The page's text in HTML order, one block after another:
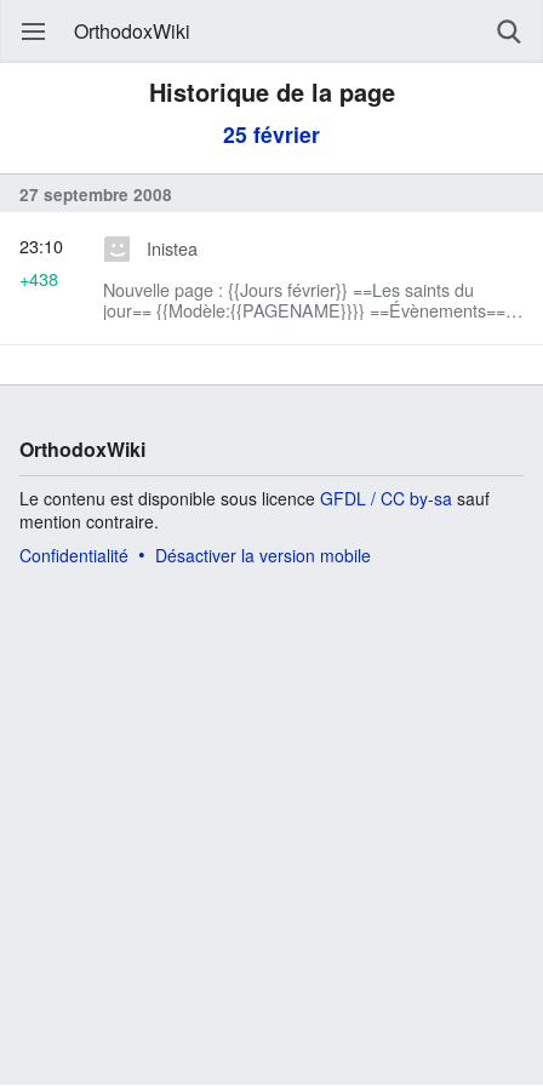
OrthodoxWiki
Historique de la page
25 février
27 septembre 2008
Inistea
Nouvelle page : {{Jours février}} ==Les saints du
jour== {{Modèle:{{PAGENAME}}}} ==Évènements==
23:10
+438
OrthodoxWiki
Le contenu est disponible sous licence GFDL / CC by-sa sauf
mention contraire.
Confidentialité
Désactiver la version mobile